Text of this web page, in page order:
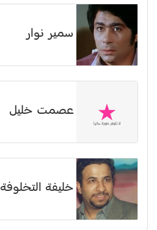
سمير نوار
عصمت خليل
خليفة التخلوفة